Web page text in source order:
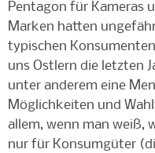
Pentagon für Kameras
Marken hatten
typischen
uns Ostlern die letzten
unter anderem eine
Möglichkeiten und
allem, wenn man weiß,
nur für Konsumgüter